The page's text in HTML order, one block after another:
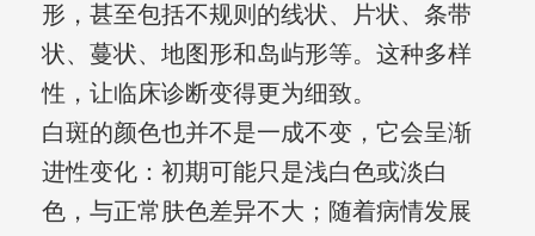
形，甚至包括不规则的线状、片状、条带
状、蔓状、地图形和岛屿形等。这种多样
性，让临床诊断变得更为细致。
白斑的颜色也并不是一成不变，它会呈渐
进性变化：初期可能只是浅白色或淡白
色，与正常肤色差异不大；随着病情发展